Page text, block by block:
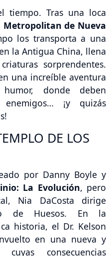
tiempo. Tras una loca
Metropolitan de Nueva
los transporta a una
la Antigua China, llena
sorprendentes.
una increíble aventura
donde deben
¡y quizás
DE LOS
por Danny Boyle y
La Evolución, pero
Nia DaCosta dirige
de Huesos. En la
historia, el Dr. Kelson
en una nueva y
cuyas consecuencias